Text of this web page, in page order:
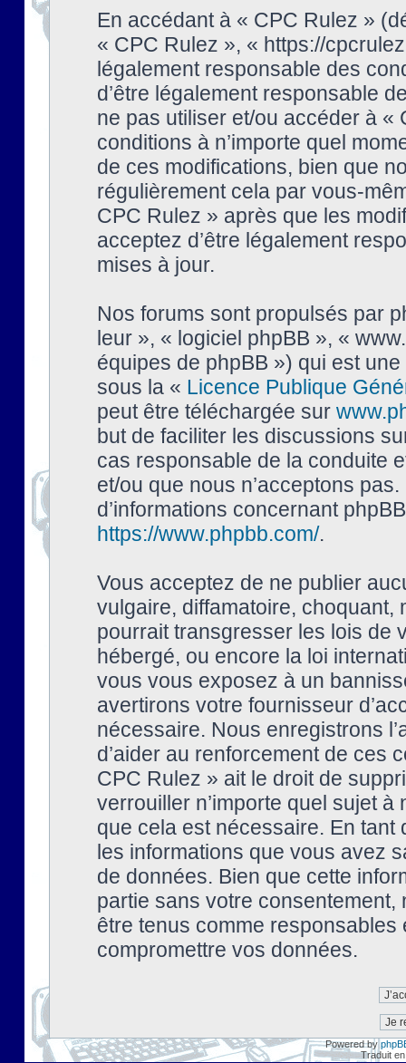
En accédant à « CPC Rulez »
« CPC Rulez », « https://
légalement responsable des
d’être légalement responsable
ne pas utiliser et/ou accéder à
conditions à n’importe quel
de ces modifications, bien que
régulièrement cela par vous-
CPC Rulez » après que les
acceptez d’être légalement
mises à jour.
Nos forums sont propulsés par
leur », « logiciel phpBB », «
équipes de phpBB ») qui est
sous la « Licence Publique
peut être téléchargée sur
but de faciliter les discussions
cas responsable de la conduite
et/ou que nous n’acceptons
d’informations concernant
https://www.phpbb.com/.
Vous acceptez de ne publier
vulgaire, diffamatoire, choquant,
pourrait transgresser les lois de
hébergé, ou encore la loi
vous vous exposez à un
avertirons votre fournisseur
nécessaire. Nous enregistrons
d’aider au renforcement de ces
CPC Rulez » ait le droit de
verrouiller n’importe quel sujet à
que cela est nécessaire. En tant
les informations que vous avez
de données. Bien que cette
partie sans votre
être tenus comme
compromettre vos données.
Powered by
Traduit